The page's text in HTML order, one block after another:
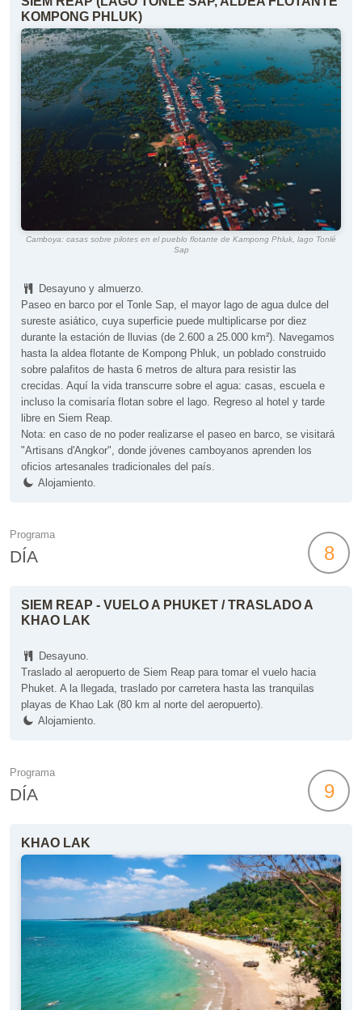
KOMPONG PHLUK)
Camboya: casas sobre pilotes en el pueblo flotante de Kampong Phluk, lago Tonlé
Sap
Desayuno y almuerzo.
Paseo en barco por el Tonle Sap, el mayor lago de agua dulce del
sureste asiático, cuya superficie puede multiplicarse por diez
durante la estación de lluvias (de 2.600 a 25.000 km²). Navegamos
hasta la aldea flotante de Kompong Phluk, un poblado construido
sobre palafitos de hasta 6 metros de altura para resistir las
crecidas. Aquí la vida transcurre sobre el agua: casas, escuela e
incluso la comisaría flotan sobre el lago. Regreso al hotel y tarde
libre en Siem Reap.
Nota: en caso de no poder realizarse el paseo en barco, se visitará
"Artisans d'Angkor", donde jóvenes camboyanos aprenden los
oficios artesanales tradicionales del país.
Alojamiento.
Programa
DÍA 8
SIEM REAP - VUELO A PHUKET / TRASLADO A
KHAO LAK
Desayuno.
Traslado al aeropuerto de Siem Reap para tomar el vuelo hacia
Phuket. A la llegada, traslado por carretera hasta las tranquilas
playas de Khao Lak (80 km al norte del aeropuerto).
Alojamiento.
Programa
DÍA 9
KHAO LAK